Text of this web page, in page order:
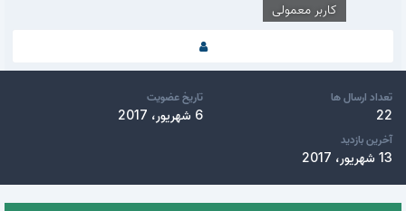
کاربر معمولی
تعداد ارسال ها
22
تاریخ عضویت
6 شهریور، 2017
آخرین بازدید
13 شهریور، 2017